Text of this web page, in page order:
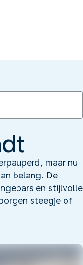
maar nu
belang. De
en stijlvolle
steegje of